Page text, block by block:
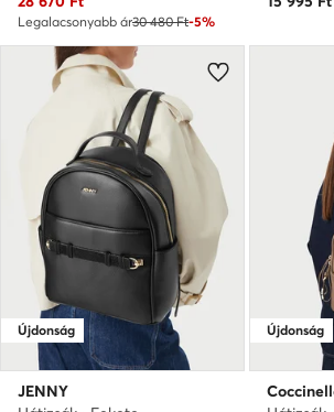
Legalacsonyabb ár30 480 Ft-5%
Újdonság
JENNY
Újdonság